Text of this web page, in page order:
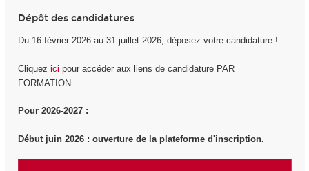
Dépôt des candidatures
Du 16 février 2026 au 31 juillet 2026, déposez votre candidature !
Cliquez ici pour accéder aux liens de candidature PAR
FORMATION.
Pour 2026-2027 :
Début juin 2026 : ouverture de la plateforme d'inscription.